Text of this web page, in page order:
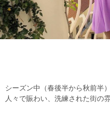
シーズン中（春後半から秋前半
人々で賑わい、洗練された街の